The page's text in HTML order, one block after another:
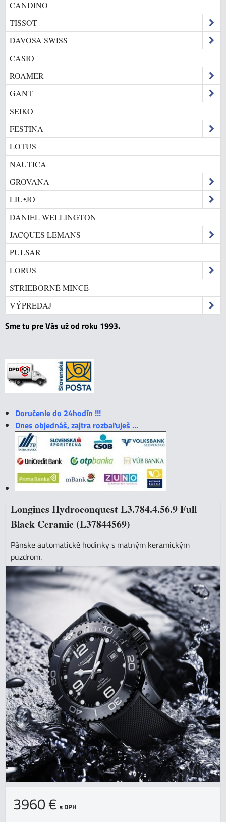
CANDINO
TISSOT
DAVOSA SWISS
CASIO
ROAMER
GANT
SEIKO
FESTINA
LOTUS
NAUTICA
GROVANA
LIU•JO
DANIEL WELLINGTON
JACQUES LEMANS
PULSAR
LORUS
STRIEBORNÉ MINCE
VÝPREDAJ
Sme tu pre Vás už od roku 1993.
Doručenie do 24hodín !!!
Dnes objednáš, zajtra rozbaľuješ ...
Longines Hydroconquest L3.784.4.56.9 Full
Black Ceramic (L37844569)
Pánske automatické hodinky s matným keramickým
puzdrom.
3960 € s DPH